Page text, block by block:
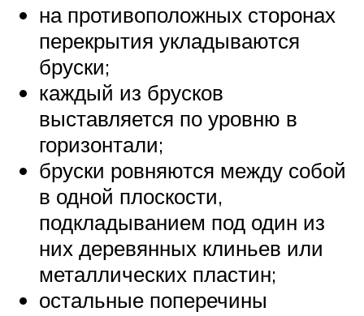
на противоположных сторонах
перекрытия укладываются
бруски;
каждый из брусков
выставляется по уровню в
горизонтали;
бруски ровняются между собой
в одной плоскости,
подкладыванием под один из
них деревянных клиньев или
металлических пластин;
остальные поперечины